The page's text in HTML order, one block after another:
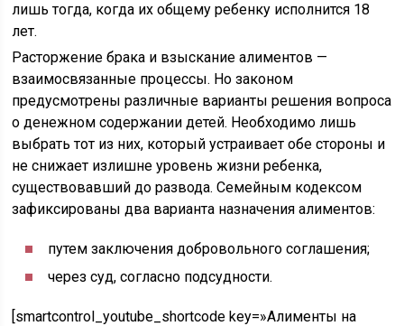
лишь тогда, когда их общему ребенку исполнится 18
лет.
Расторжение брака и взыскание алиментов —
взаимосвязанные процессы. Но законом
предусмотрены различные варианты решения вопроса
о денежном содержании детей. Необходимо лишь
выбрать тот из них, который устраивает обе стороны и
не снижает излишне уровень жизни ребенка,
существовавший до развода. Семейным кодексом
зафиксированы два варианта назначения алиментов:
путем заключения добровольного соглашения;
через суд, согласно подсудности.
[smartcontrol_youtube_shortcode key=»Алименты на